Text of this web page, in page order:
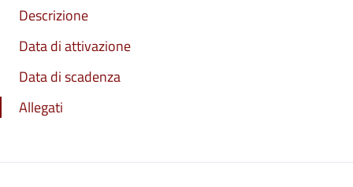
Descrizione
Data di attivazione
Data di scadenza
Allegati